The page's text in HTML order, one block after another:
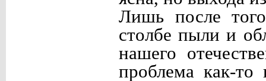
Лишь после
столбе пыли и
нашего
проблема как-